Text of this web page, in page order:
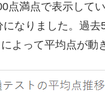
点満点で表示して
なりました。過
よって平均点が動